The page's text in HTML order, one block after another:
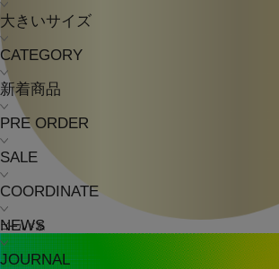
大きいサイズ
CATEGORY
新着商品
PRE ORDER
SALE
COORDINATE
NEWS
JOURNAL
ゴールド系